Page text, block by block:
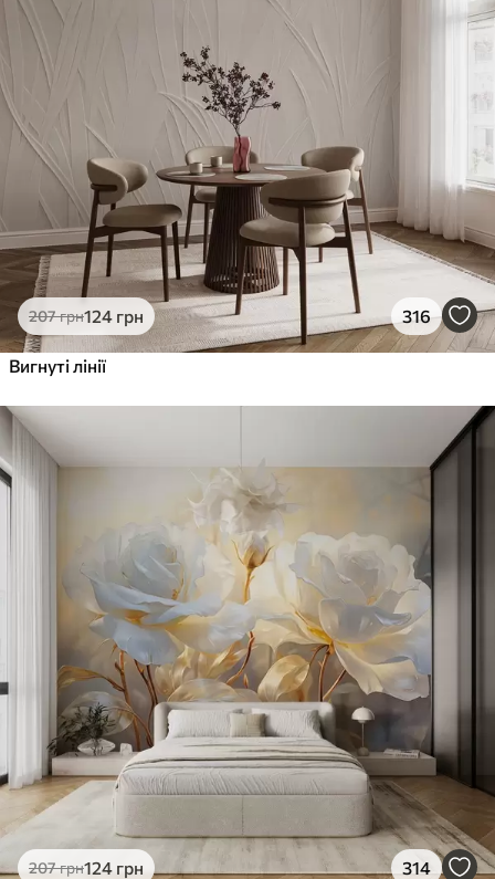
207грн124 грн 316
Вигнуті лінії
207грн124 грн 314